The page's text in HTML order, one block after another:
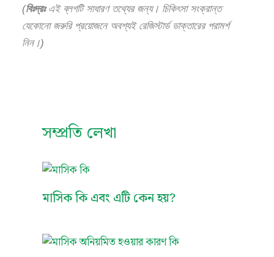
(বিঃদ্রঃএই ব্লগটি সাধারণ তথ্যের জন্য। চিকিৎসা সংক্রান্ত
যেকোনো জরুরি প্রয়োজনে অবশ্যই রেজিস্টার্ড ডাক্তারের পরামর্শ
নিন।)
সম্প্রতি লেখা
মাসিক কি এবং এটি কেন হয়?